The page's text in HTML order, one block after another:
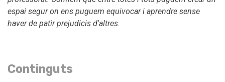
espai segur on ens puguem equivocar i aprendre sense
haver de patir prejudicis d'altres.
Continguts